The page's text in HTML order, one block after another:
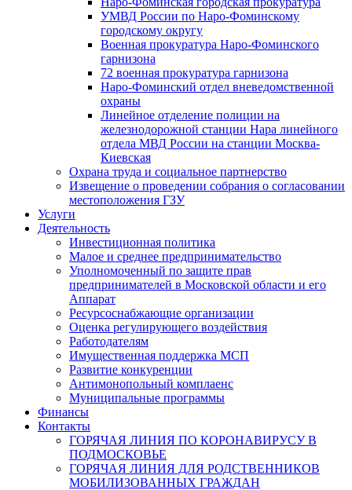
УМВД России по Наро-Фоминскому
городскому округу
Военная прокуратура Наро-Фоминского
гарнизона
72 военная прокуратура гарнизона
Наро-Фоминский отдел вневедомственной
охраны
Линейное отделение полиции на
железнодорожной станции Нара линейного
отдела МВД России на станции Москва-
Киевская
Охрана труда и социальное партнерство
Извещение о проведении собрания о согласовании
местоположения ГЗУ
Услуги
Деятельность
Инвестиционная политика
Малое и среднее предпринимательство
Уполномоченный по защите прав
предпринимателей в Московской области и его
Аппарат
Ресурсоснабжающие организации
Оценка регулирующего воздействия
Работодателям
Имущественная поддержка МСП
Развитие конкуренции
Антимонопольный комплаенс
Муниципальные программы
Финансы
Контакты
ГОРЯЧАЯ ЛИНИЯ ПО КОРОНАВИРУСУ В
ПОДМОСКОВЬЕ
ГОРЯЧАЯ ЛИНИЯ ДЛЯ РОДСТВЕННИКОВ
МОБИЛИЗОВАННЫХ ГРАЖДАН